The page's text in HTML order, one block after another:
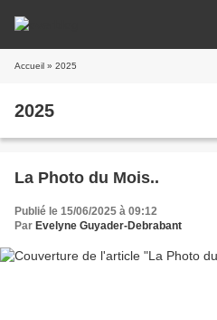
Accueil » 2025
2025
La Photo du Mois..
Publié le 15/06/2025 à 09:12
Par Evelyne Guyader-Debrabant